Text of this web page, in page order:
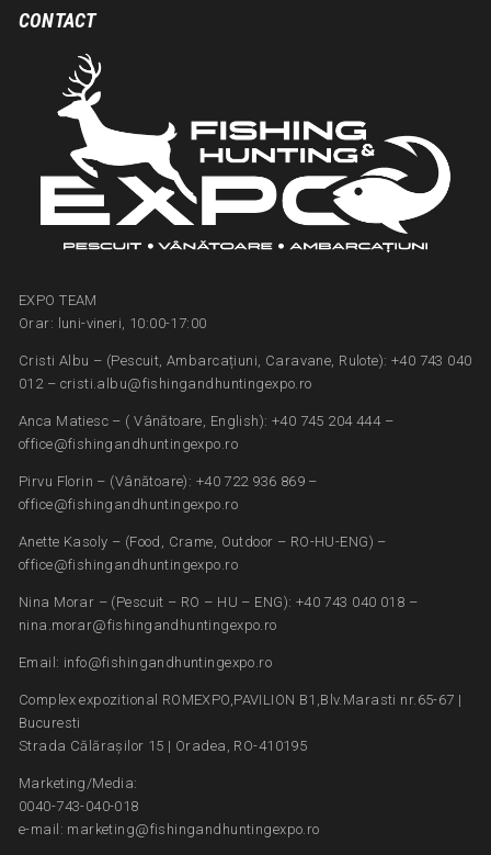
CONTACT
EXPO TEAM
Orar: luni-vineri, 10:00-17:00
Cristi Albu – (Pescuit, Ambarcațiuni, Caravane, Rulote): +40 743 040
012 – cristi.albu@fishingandhuntingexpo.ro
Anca Matiesc – ( Vânătoare, English): +40 745 204 444 –
office@fishingandhuntingexpo.ro
Pirvu Florin – (Vânătoare): +40 722 936 869 –
office@fishingandhuntingexpo.ro
Anette Kasoly – (Food, Crame, Outdoor – RO-HU-ENG) –
office@fishingandhuntingexpo.ro
Nina Morar – (Pescuit – RO – HU – ENG): +40 743 040 018 –
nina.morar@fishingandhuntingexpo.ro
Email: info@fishingandhuntingexpo.ro
Complex expozitional ROMEXPO,PAVILION B1,Blv.Marasti nr.65-67 |
Bucuresti
Strada Călărașilor 15 | Oradea, RO-410195
Marketing/Media:
0040-743-040-018
e-mail: marketing@fishingandhuntingexpo.ro